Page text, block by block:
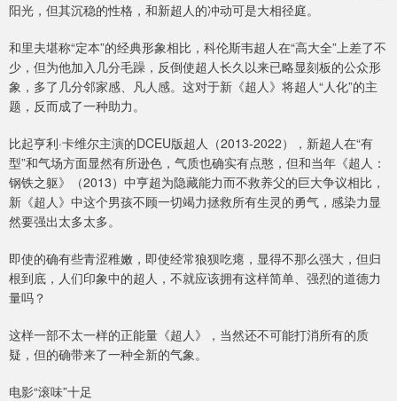
阳光，但其沉稳的性格，和新超人的冲动可是大相径庭。
和里夫堪称“定本”的经典形象相比，科伦斯韦超人在“高大全”上差了不
少，但为他加入几分毛躁，反倒使超人长久以来已略显刻板的公众形
象，多了几分邻家感、凡人感。这对于新《超人》将超人“人化”的主
题，反而成了一种助力。
比起亨利·卡维尔主演的DCEU版超人（2013-2022），新超人在“有
型”和气场方面显然有所逊色，气质也确实有点憨，但和当年《超人：
钢铁之躯》（2013）中亨超为隐藏能力而不救养父的巨大争议相比，
新《超人》中这个男孩不顾一切竭力拯救所有生灵的勇气，感染力显
然要强出太多太多。
即使的确有些青涩稚嫩，即使经常狼狈吃瘪，显得不那么强大，但归
根到底，人们印象中的超人，不就应该拥有这样简单、强烈的道德力
量吗？
这样一部不太一样的正能量《超人》，当然还不可能打消所有的质
疑，但的确带来了一种全新的气象。
电影“滚味”十足